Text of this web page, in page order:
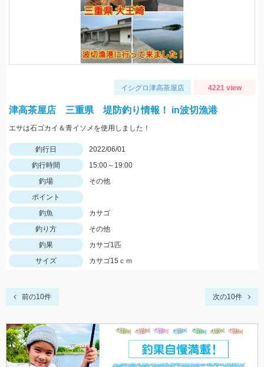
イシグロ津高茶屋店 4221 view
津高茶屋店 三重県 堤防釣り情報！ in波切漁港
エサは石ゴカイ＆青イソメを使用しました！
釣行日
2022/06/01
釣行時間
15:00～19:00
釣場
その他
ポイント
釣魚
カサゴ
釣り方
その他
釣果
カサゴ1匹
サイズ
カサゴ15ｃｍ
前の10件 次の10件